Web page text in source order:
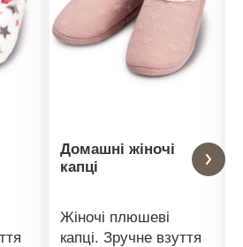
Домашні жіночі
капці
Жіночі плюшеві
капці. Зручне взуття